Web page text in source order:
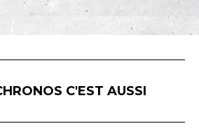
C'EST AUSSI